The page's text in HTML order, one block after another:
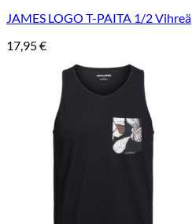
JAMES LOGO T-PAITA 1/2 Vihreä
17,95€